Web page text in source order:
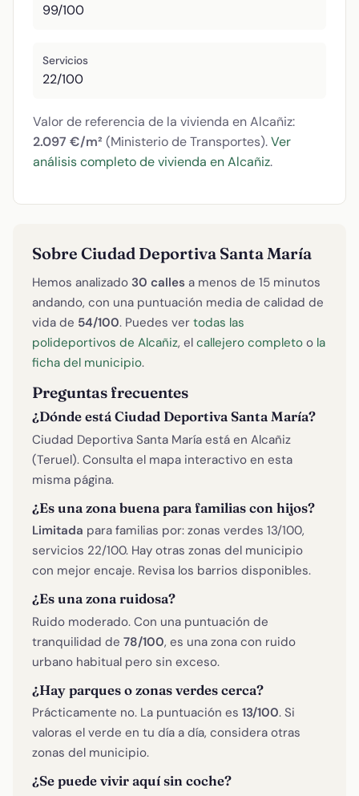
99/100
Servicios
22/100
Valor de referencia de la vivienda en Alcañiz:
2.097 €/m² (Ministerio de Transportes).Ver
análisis completo de vivienda en Alcañiz.
Sobre Ciudad Deportiva Santa María
Hemos analizado 30 calles a menos de 15 minutos
andando, con una puntuación media de calidad de
vida de 54/100. Puedes ver todas las
polideportivos de Alcañiz, el callejero completo o la
ficha del municipio.
Preguntas frecuentes
¿Dónde está Ciudad Deportiva Santa María?
Ciudad Deportiva Santa María está en Alcañiz
(Teruel). Consulta el mapa interactivo en esta
misma página.
¿Es una zona buena para familias con hijos?
Limitada para familias por: zonas verdes 13/100,
servicios 22/100. Hay otras zonas del municipio
con mejor encaje. Revisa los barrios disponibles.
¿Es una zona ruidosa?
Ruido moderado. Con una puntuación de
tranquilidad de 78/100, es una zona con ruido
urbano habitual pero sin exceso.
¿Hay parques o zonas verdes cerca?
Prácticamente no. La puntuación es 13/100. Si
valoras el verde en tu día a día, considera otras
zonas del municipio.
¿Se puede vivir aquí sin coche?